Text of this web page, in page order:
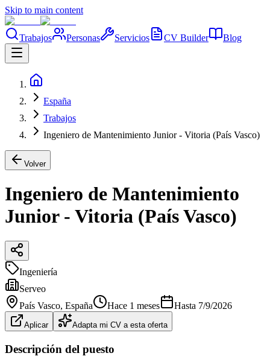
Skip to main content
Trabajos Personas Servicios CV Builder Blog
España
Trabajos
Ingeniero de Mantenimiento Junior - Vitoria (País Vasco)
Volver
Ingeniero de Mantenimiento
Junior - Vitoria (País Vasco)
Ingeniería
Serveo
País Vasco, España Hace 1 meses Hasta 7/9/2026
Aplicar Adapta mi CV a esta oferta
Descripción del puesto